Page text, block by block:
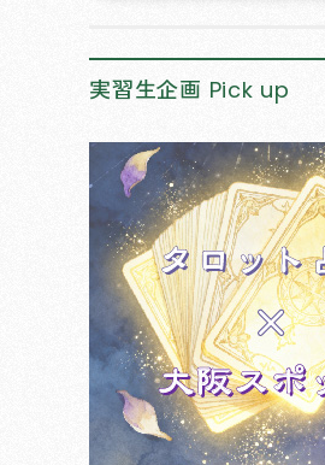
実習生企画 Pick up